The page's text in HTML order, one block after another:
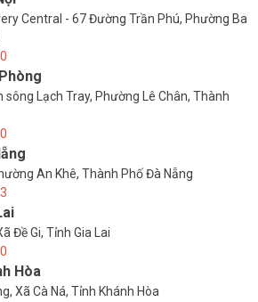
Central - 67 Đường Trần Phú, Phường Ba
sông Lạch Tray, Phường Lê Chân, Thành
An Khê, Thành Phố Đà Nẵng
Đề Gi, Tỉnh Gia Lai
Hòa
Xã Cà Ná, Tỉnh Khánh Hòa